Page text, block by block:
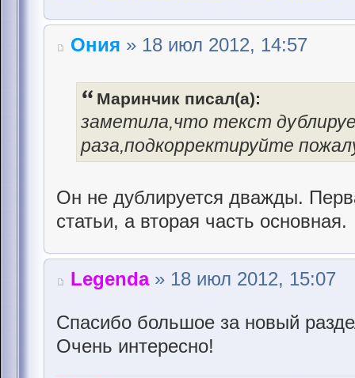
Ония » 18 июл 2012, 14:57
Маринчик писал(а):
заметила,что текст
раза,подкорректируйте
Он не дублируется дважды.
статьи, а вторая часть основная.
Legenda» 18 июл 2012, 15:07
Спасибо большое за новый
Очень интересно!